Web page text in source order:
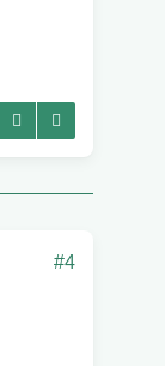
#4